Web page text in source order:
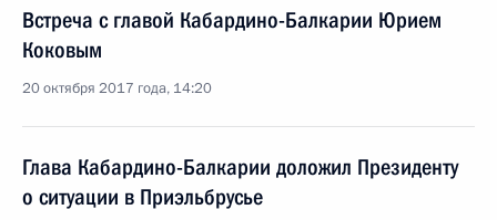
Встреча с главой Кабардино-Балкарии Юрием
Коковым
20 октября 2017 года, 14:20
Глава Кабардино-Балкарии доложил Президенту
о ситуации в Приэльбрусье